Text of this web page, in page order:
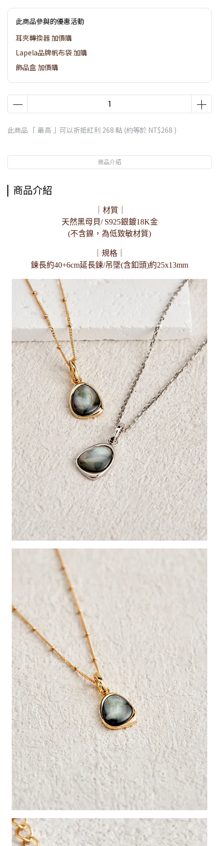
此商品參與的優惠活動
耳夾轉換器 加價購
Lapela品牌帆布袋 加購
飾品盒 加價購
此商品 「 最高 」可以折抵紅利 268 點 (約等於 NT$268 )
商品介紹
商品介紹
｜材質｜
天然黑母貝/ S925銀鍍18K金
(不含鎳，為低致敏材質)
｜規格｜
鍊長約40+6cm延長鍊/吊墜(含釦頭)約25x13mm